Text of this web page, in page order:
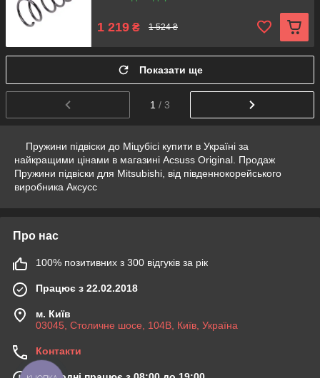
1 219 ₴ 1 524 ₴
Показати ще
1 / 3
Пружини підвіски до Міцубісі купити в Україні за
найкращими цінами в магазині Acsuss Original. Продаж
Пружини підвіски для Mitsubishi, від південнокорейського
виробника Аксусс
Про нас
100% позитивних з 300 відгуків за рік
Працює з 22.02.2018
м. Київ
03045, Столичне шосе, 104B, Київ, Україна
Контакти